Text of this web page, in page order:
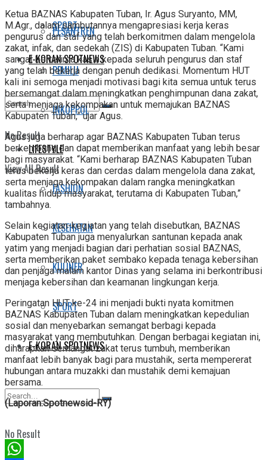
SPORT
E-KORAN SPOTNEWS
No Result
View All Result
PESANTREN
PEMILU
INKOPPOL
LIFESTYLE
FASHION
KESEHATAN
KULINER
SPORT
E-KORAN SPOTNEWS
No Result
Ketua BAZNAS Kabupaten Tuban, Ir. Agus Suryanto, MM,
M.Agr., dalam sambutannya mengapresiasi kerja keras
pengurus dan staf yang telah berkomitmen dalam mengelola
zakat, infak, dan sedekah (ZIS) di Kabupaten Tuban. “Kami
sangat berterima kasih kepada seluruh pengurus dan staf
yang telah bekerja dengan penuh dedikasi. Momentum HUT
kali ini semoga menjadi motivasi bagi kita semua untuk terus
bersemangat dalam meningkatkan penghimpunan dana zakat,
serta menjaga kekompakan untuk memajukan BAZNAS
Kabupaten Tuban,” ujar Agus.
Agus juga berharap agar BAZNAS Kabupaten Tuban terus
berkembang dan dapat memberikan manfaat yang lebih besar
bagi masyarakat. “Kami berharap BAZNAS Kabupaten Tuban
terus bekerja keras dan cerdas dalam mengelola dana zakat,
serta menjaga kekompakan dalam rangka meningkatkan
kualitas hidup masyarakat, terutama di Kabupaten Tuban,”
tambahnya.
Selain kegiatan-kegiatan yang telah disebutkan, BAZNAS
Kabupaten Tuban juga menyalurkan santunan kepada anak
yatim yang menjadi bagian dari perhatian sosial BAZNAS,
serta memberikan paket sembako kepada tenaga kebersihan
dan penjaga malam kantor Dinas yang selama ini berkontribusi
menjaga kebersihan dan keamanan lingkungan kerja.
Peringatan HUT ke-24 ini menjadi bukti nyata komitmen
BAZNAS Kabupaten Tuban dalam meningkatkan kepedulian
sosial dan menyebarkan semangat berbagi kepada
masyarakat yang membutuhkan. Dengan berbagai kegiatan ini,
diharapkan semangat zakat terus tumbuh, memberikan
manfaat lebih banyak bagi para mustahik, serta mempererat
hubungan antara muzakki dan mustahik demi kemajuan
bersama.
(Laporan:Spotnewsid-RY)